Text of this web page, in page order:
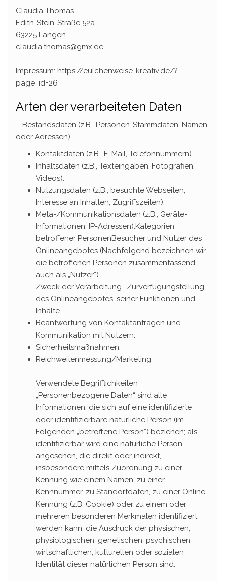
Claudia Thomas
Edith-Stein-Straße 52a
63225 Langen
claudia.thomas@gmx.de
Impressum: https://eulchenweise-kreativ.de/?
page_id=26
Arten der verarbeiteten Daten
– Bestandsdaten (z.B., Personen-Stammdaten, Namen
oder Adressen).
Kontaktdaten (z.B., E-Mail, Telefonnummern).
Inhaltsdaten (z.B., Texteingaben, Fotografien,
Videos).
Nutzungsdaten (z.B., besuchte Webseiten,
Interesse an Inhalten, Zugriffszeiten).
Meta-/Kommunikationsdaten (z.B., Geräte-
Informationen, IP-Adressen).Kategorien
betroffener PersonenBesucher und Nutzer des
Onlineangebotes (Nachfolgend bezeichnen wir
die betroffenen Personen zusammenfassend
auch als „Nutzer“).
Zweck der Verarbeitung- Zurverfügungstellung
des Onlineangebotes, seiner Funktionen und
Inhalte.
Beantwortung von Kontaktanfragen und
Kommunikation mit Nutzern.
Sicherheitsmaßnahmen.
Reichweitenmessung/Marketing
Verwendete Begrifflichkeiten
„Personenbezogene Daten“ sind alle
Informationen, die sich auf eine identifizierte
oder identifizierbare natürliche Person (im
Folgenden „betroffene Person“) beziehen; als
identifizierbar wird eine natürliche Person
angesehen, die direkt oder indirekt,
insbesondere mittels Zuordnung zu einer
Kennung wie einem Namen, zu einer
Kennnummer, zu Standortdaten, zu einer Online-
Kennung (z.B. Cookie) oder zu einem oder
mehreren besonderen Merkmalen identifiziert
werden kann, die Ausdruck der physischen,
physiologischen, genetischen, psychischen,
wirtschaftlichen, kulturellen oder sozialen
Identität dieser natürlichen Person sind.